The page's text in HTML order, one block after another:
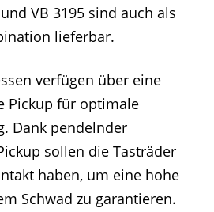
VB 3195 sind auch als
lieferbar.
verfügen über eine
Pickup für optimale
Dank pendelnder
sollen die Tasträder
haben, um eine hohe
Schwad zu garantieren.